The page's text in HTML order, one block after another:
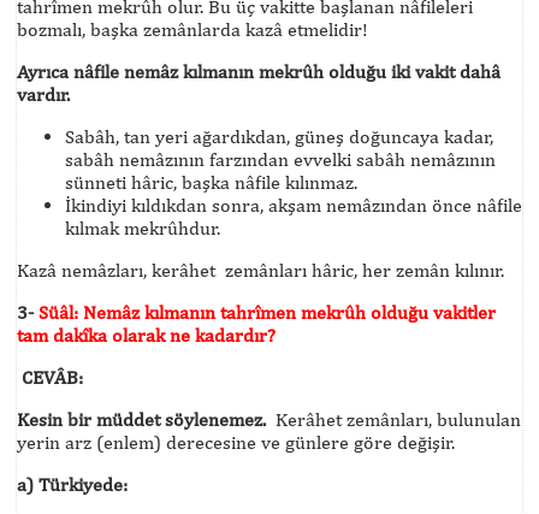
tahrîmen mekrûh olur. Bu üç vakitte başlanan nâfileleri
bozmalı, başka zemânlarda kazâ etmelidir!
Ayrıca nâfile nemâz kılmanın mekrûh olduğu iki vakit dahâ
vardır.
Sabâh, tan yeri ağardıkdan, güneş doğuncaya kadar,
sabâh nemâzının farzından evvelki sabâh nemâzının
sünneti hâric, başka nâfile kılınmaz.
İkindiyi kıldıkdan sonra, akşam nemâzından önce nâfile
kılmak mekrûhdur.
Kazâ nemâzları, kerâhet zemânları hâric, her zemân kılınır.
3- Süâl: Nemâz kılmanın tahrîmen mekrûh olduğu vakitler
tam dakîka olarak ne kadardır?
CEVÂB:
Kesin bir müddet söylenemez. Kerâhet zemânları, bulunulan
yerin arz (enlem) derecesine ve günlere göre değişir.
a) Türkiyede: